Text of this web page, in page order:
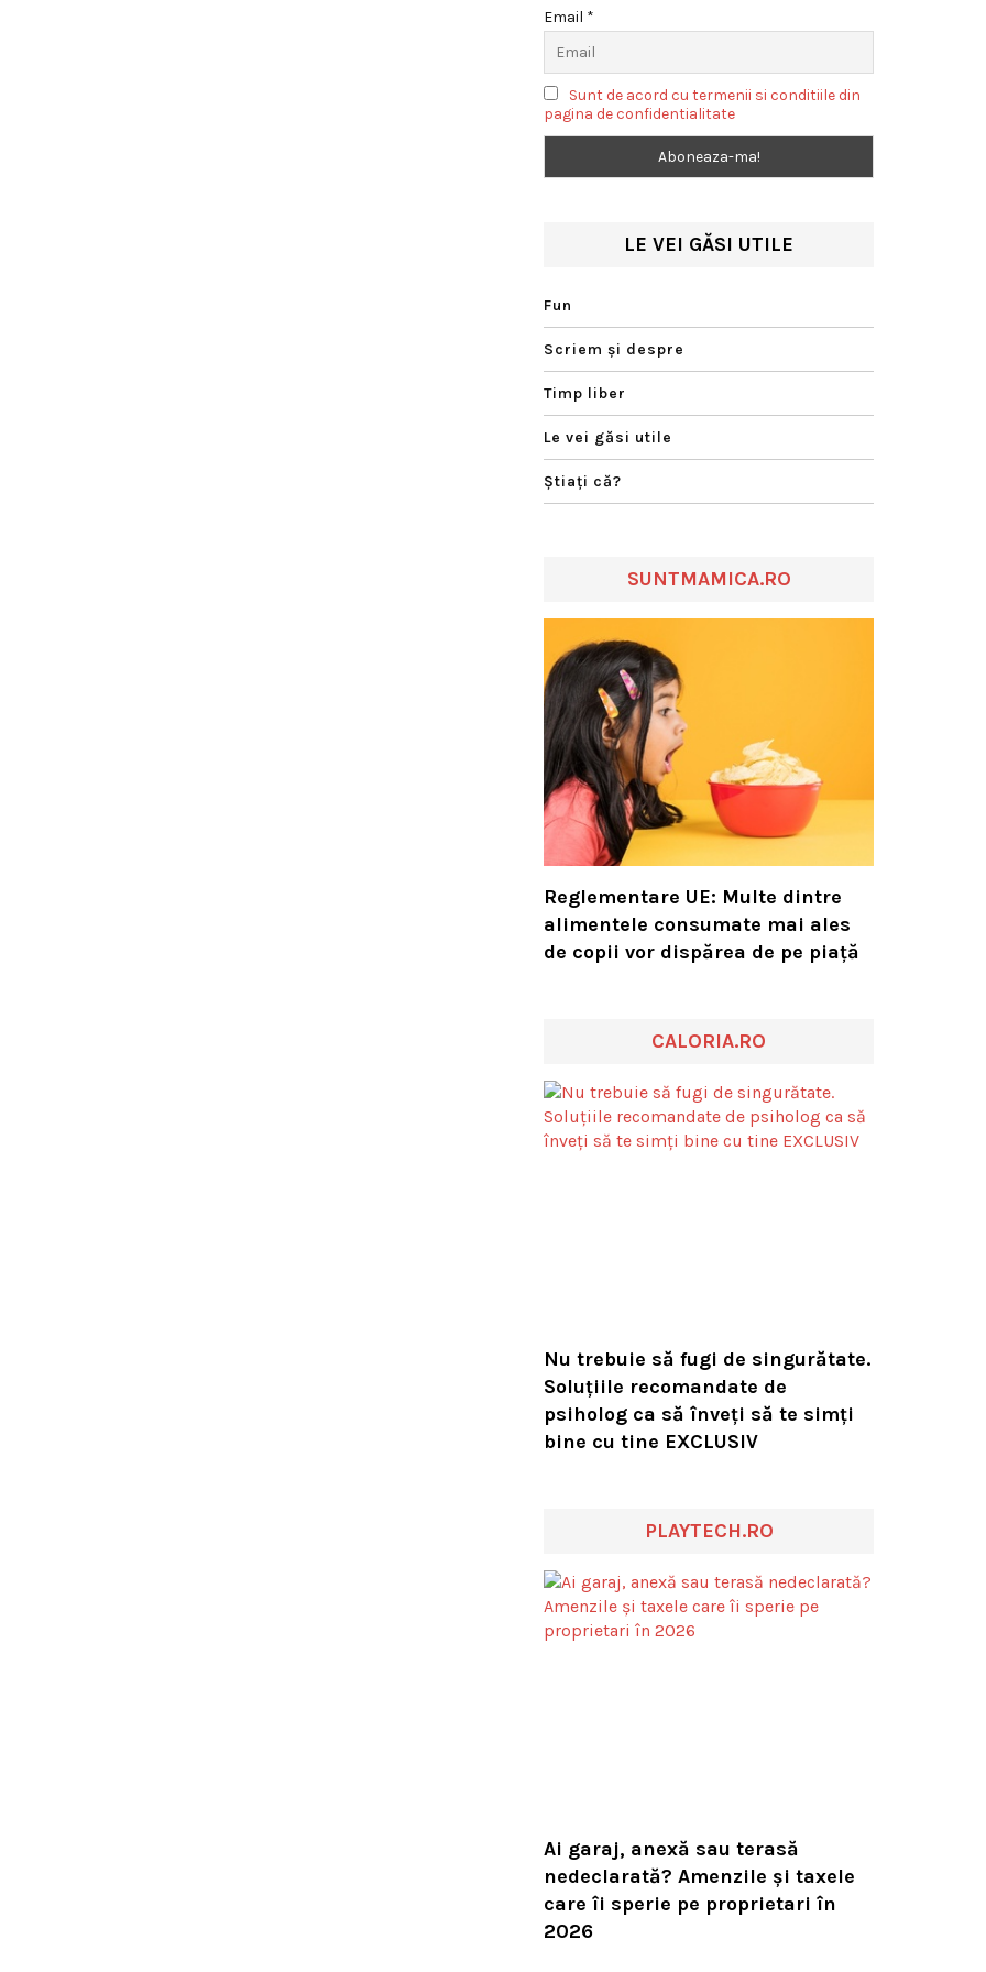
Email *
Sunt de acord cu termenii si conditiile din
pagina de confidentialitate
LE VEI GĂSI UTILE
Fun
Scriem şi despre
Timp liber
Le vei găsi utile
Ştiaţi că?
SUNTMAMICA.RO
Reglementare UE: Multe dintre
alimentele consumate mai ales
de copii vor dispărea de pe piață
CALORIA.RO
Nu trebuie să fugi de singurătate.
Soluțiile recomandate de
psiholog ca să înveți să te simți
bine cu tine EXCLUSIV
PLAYTECH.RO
Ai garaj, anexă sau terasă
nedeclarată? Amenzile și taxele
care îi sperie pe proprietari în
2026